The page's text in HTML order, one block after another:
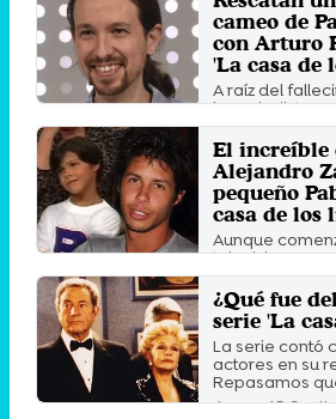
cameo de
con Arturo
'La casa de
A raíz del
la periodista
tirado de
Jueves 4 Julio
El increíble
Alejandro
pequeño
casa de los
Aunque
televisiva con
años, decidió
Miércoles 4
¿Qué fue
serie 'La
La serie contó
actores en su
Repasamos
Jueves 15